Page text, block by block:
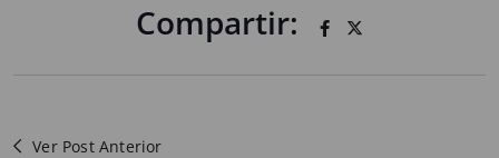
Compartir:
Ver Post Anterior